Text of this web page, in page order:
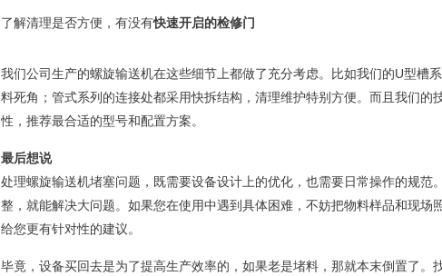
了解清理是否方便，有没有快速开启的检修门
我们公司生产的螺旋输送机在这些细节上都做了充分考虑。比如我们的U型槽
料死角；管式系列的连接处都采用快拆结构，清理维护特别方便。而且我们的
性，推荐最合适的型号和配置方案。
最后想说
处理螺旋输送机堵塞问题，既需要设备设计上的优化，也需要日常操作的规范
整，就能解决大问题。如果您在使用中遇到具体困难，不妨把物料样品和现场
给您更有针对性的建议。
毕竟，设备买回去是为了提高生产效率的，如果老是堵料，那就本末倒置了。